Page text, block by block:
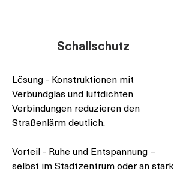
Schallschutz
Lösung - Konstruktionen mit
Verbundglas und luftdichten
Verbindungen reduzieren den
Straßenlärm deutlich.
Vorteil - Ruhe und Entspannung –
selbst im Stadtzentrum oder an stark